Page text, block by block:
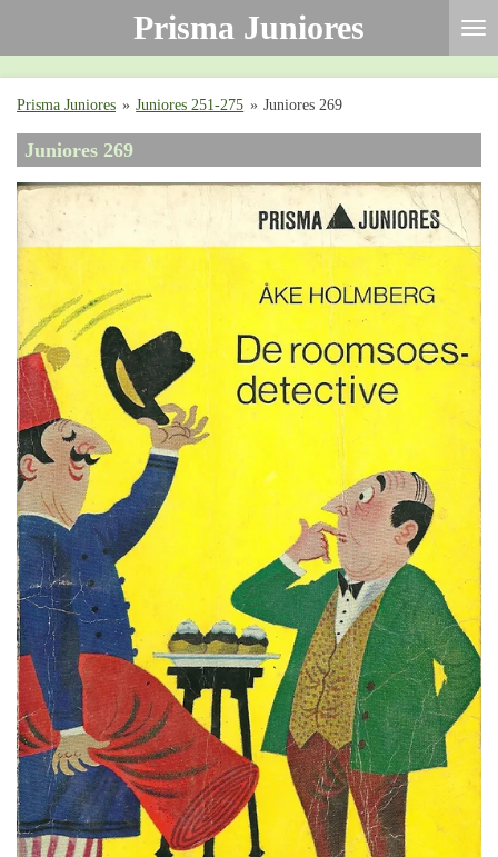
de
Prisma Juniores
Prisma Juniores » Juniores 251-275 » Juniores 269
Juniores 269